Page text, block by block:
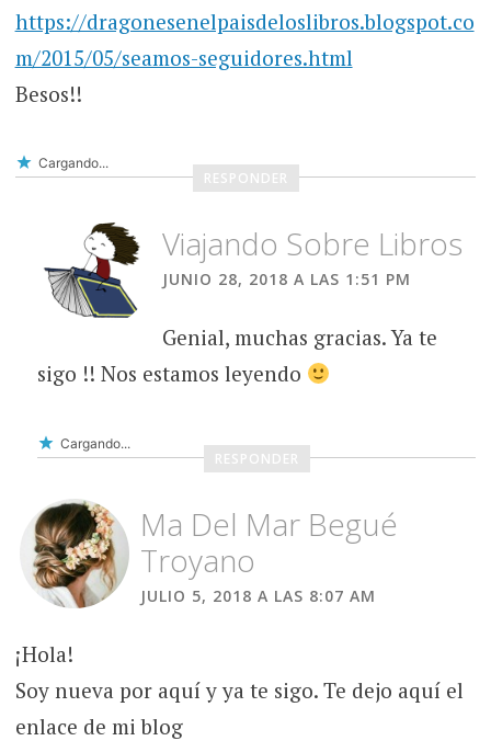
https://dragonesenelpaisdeloslibros.blogspot.co
m/2015/05/seamos-seguidores.html
Besos!!
Cargando...
RESPONDER
Viajando Sobre Libros
JUNIO 28, 2018 A LAS 1:51 PM
Genial, muchas gracias. Ya te
sigo !! Nos estamos leyendo
Cargando...
RESPONDER
Ma Del Mar Begué
Troyano
JULIO 5, 2018 A LAS 8:07 AM
¡Hola!
Soy nueva por aquí y ya te sigo. Te dejo aquí el
enlace de mi blog